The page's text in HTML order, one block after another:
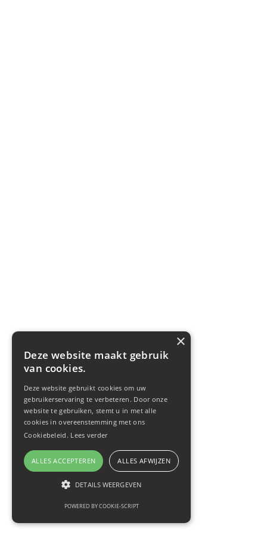
×
Deze website maakt gebruik
van cookies.
Deze website gebruikt cookies om uw
gebruikerservaring te verbeteren. Door onze
website te gebruiken, stemt u in met alle
cookies in overeenstemming met ons
Cookiebeleid. Lees verder
ALLES ACCEPTEREN ALLES AFWIJZEN
DETAILS WEERGEVEN
POWERED BY COOKIE-SCRIPT